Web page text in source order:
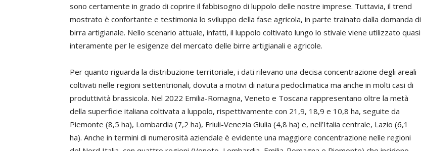
sono certamente in grado di coprire il fabbisogno di luppolo delle nostre imprese. Tuttavia, il trend
mostrato è confortante e testimonia lo sviluppo della fase agricola, in parte trainato dalla domanda di
birra artigianale. Nello scenario attuale, infatti, il luppolo coltivato lungo lo stivale viene utilizzato quasi
interamente per le esigenze del mercato delle birre artigianali e agricole.
Per quanto riguarda la distribuzione territoriale, i dati rilevano una decisa concentrazione degli areali
coltivati nelle regioni settentrionali, dovuta a motivi di natura pedoclimatica ma anche in molti casi di
produttività brassicola. Nel 2022 Emilia-Romagna, Veneto e Toscana rappresentano oltre la metà
della superficie italiana coltivata a luppolo, rispettivamente con 21,9, 18,9 e 10,8 ha, seguite da
Piemonte (8,5 ha), Lombardia (7,2 ha), Friuli-Venezia Giulia (4,8 ha) e, nell’Italia centrale, Lazio (6,1
ha). Anche in termini di numerosità aziendale è evidente una maggiore concentrazione nelle regioni